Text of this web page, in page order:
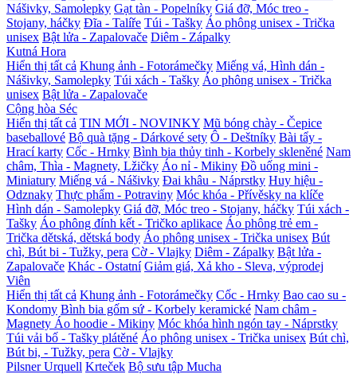
Nášivky, Samolepky Gạt tàn - Popelníky Giá đỡ, Móc treo -
Stojany, háčky Đĩa - Talíře Túi - Tašky Áo phông unisex - Trička
unisex Bật lửa - Zapalovače Diêm - Zápalky
Kutná Hora
Hiển thị tất cả Khung ảnh - Fotorámečky Miếng vá, Hình dán -
Nášivky, Samolepky Túi xách - Tašky Áo phông unisex - Trička
unisex Bật lửa - Zapalovače
Cộng hòa Séc
Hiển thị tất cả TIN MỚI - NOVINKY Mũ bóng chày - Čepice
baseballové Bộ quà tặng - Dárkové sety Ô - Deštníky Bài tẩy -
Hrací karty Cốc - Hrnky Bình bia thủy tinh - Korbely skleněné Nam
châm, Thìa - Magnety, Lžičky Áo nỉ - Mikiny Đồ uống mini -
Miniatury Miếng vá - Nášivky Đai khâu - Náprstky Huy hiệu -
Odznaky Thực phẩm - Potraviny Móc khóa - Přívěsky na klíče
Hình dán - Samolepky Giá đỡ, Móc treo - Stojany, háčky Túi xách -
Tašky Áo phông đính kết - Tričko aplikace Áo phông trẻ em -
Trička dětská, dětská body Áo phông unisex - Trička unisex Bút
chì, Bút bi - Tužky, pera Cờ - Vlajky Diêm - Zápalky Bật lửa -
Zapalovače Khác - Ostatní Giảm giá, Xả kho - Sleva, výprodej
Viên
Hiển thị tất cả Khung ảnh - Fotorámečky Cốc - Hrnky Bao cao su -
Kondomy Bình bia gốm sứ - Korbely keramické Nam châm -
Magnety Áo hoodie - Mikiny Móc khóa hình ngón tay - Náprstky
Túi vải bố - Tašky plátěné Áo phông unisex - Trička unisex Bút chì,
Bút bi, - Tužky, pera Cờ - Vlajky
Pilsner Urquell Krteček Bộ sưu tập Mucha